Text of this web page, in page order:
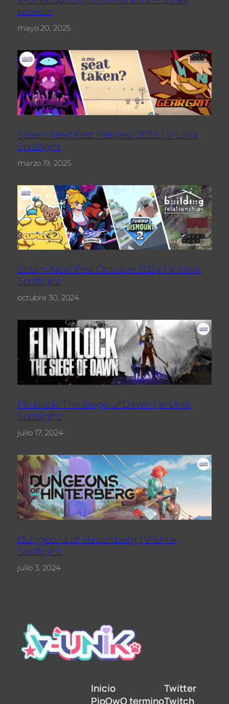
servicio
mayo 20, 2025
Steam Next Fest Febrero 2025 | V-Unik
Spotlight
marzo 19, 2025
Steam Next Fest Octubre 2024 | V-Unik
Spotlight
octubre 30, 2024
Flintlock: The Siege of Dawn | V-Unik
Spotlight
julio 17, 2024
Dungeons of Hintenberg | V-Unik
Spotlight
julio 3, 2024
Inicio
PipOwO termino
Twitter
Twitch